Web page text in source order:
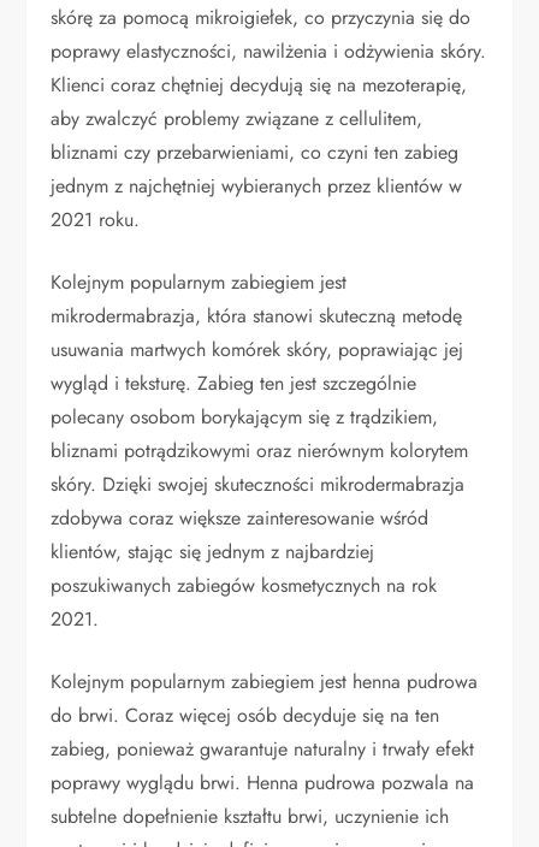
skórę za pomocą mikroigiełek, co przyczynia się do
poprawy elastyczności, nawilżenia i odżywienia skóry.
Klienci coraz chętniej decydują się na mezoterapię,
aby zwalczyć problemy związane z cellulitem,
bliznami czy przebarwieniami, co czyni ten zabieg
jednym z najchętniej wybieranych przez klientów w
2021 roku.
Kolejnym popularnym zabiegiem jest
mikrodermabrazja, która stanowi skuteczną metodę
usuwania martwych komórek skóry, poprawiając jej
wygląd i teksturę. Zabieg ten jest szczególnie
polecany osobom borykającym się z trądzikiem,
bliznami potrądzikowymi oraz nierównym kolorytem
skóry. Dzięki swojej skuteczności mikrodermabrazja
zdobywa coraz większe zainteresowanie wśród
klientów, stając się jednym z najbardziej
poszukiwanych zabiegów kosmetycznych na rok
2021.
Kolejnym popularnym zabiegiem jest henna pudrowa
do brwi. Coraz więcej osób decyduje się na ten
zabieg, ponieważ gwarantuje naturalny i trwały efekt
poprawy wyglądu brwi. Henna pudrowa pozwala na
subtelne dopełnienie kształtu brwi, uczynienie ich